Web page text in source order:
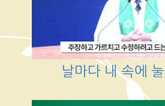
날마다 내 속에